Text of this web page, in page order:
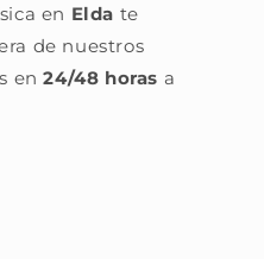
en Elda te
de nuestros
en24/48 horas a